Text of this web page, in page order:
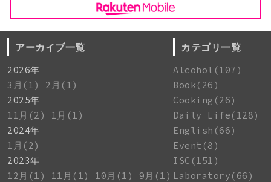
アーカイブ一覧
2026年
3月(1)
2月(1)
2025年
11月(2)
1月(1)
2024年
1月(2)
2023年
12月(1)
11月(1) 10月(1)
9月(1)
カテゴリ一覧
Alcohol(107)
Book(26)
Cooking(26)
Daily Life(128)
English(66)
Event(8)
ISC(151)
Laboratory(66)